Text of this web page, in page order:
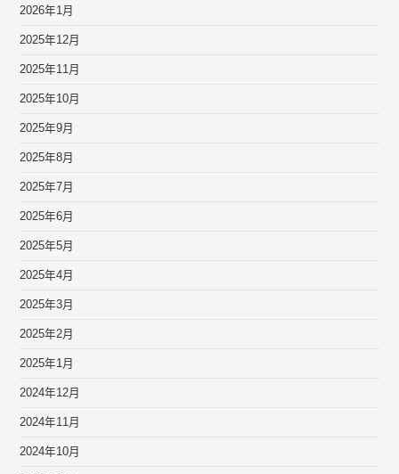
2026年1月
2025年12月
2025年11月
2025年10月
2025年9月
2025年8月
2025年7月
2025年6月
2025年5月
2025年4月
2025年3月
2025年2月
2025年1月
2024年12月
2024年11月
2024年10月